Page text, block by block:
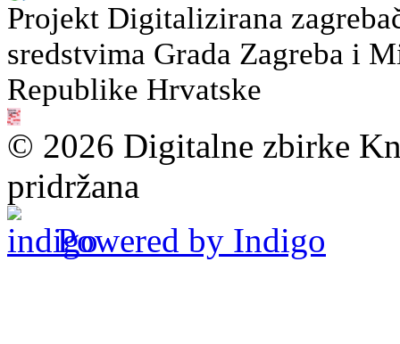
Projekt Digitalizirana
sredstvima Grada Zagreba i
Republike Hrvatske
© 2026 Digitalne zbirke
pridržana
Powered by Indigo